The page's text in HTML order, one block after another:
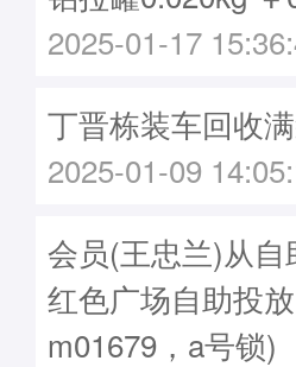
2025-01-17
丁晋栋装车回收
2025-01-09
会员(王忠兰)从自
红色广场自助投
m01679，a号锁)